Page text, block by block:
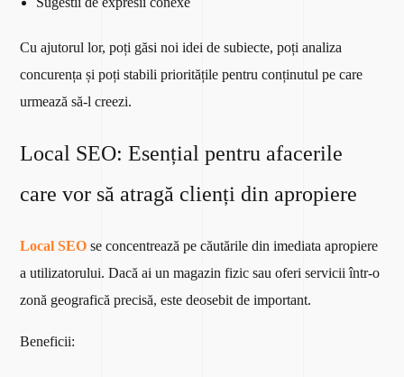
Cu ajutorul lor, poți găsi noi idei de subiecte, poți analiza
concurența și poți stabili prioritățile pentru conținutul pe care
urmează să-l creezi.
Local SEO: Esențial pentru afacerile
care vor să atragă clienți din apropiere
Local SEO se concentrează pe căutările din imediata apropiere
a utilizatorului. Dacă ai un magazin fizic sau oferi servicii într-o
zonă geografică precisă, este deosebit de important.
Beneficii: